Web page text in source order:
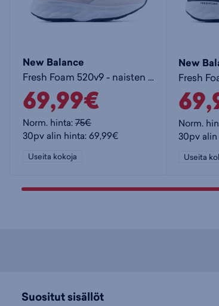
New Balance
Fresh Foam 520v9 - naisten juoksukengät
69,99€
Norm. hinta:75€
30pv alin hinta: 69,99€
Useita kokoja
New
Norm.
30pv
Useita
Suositut sisällöt